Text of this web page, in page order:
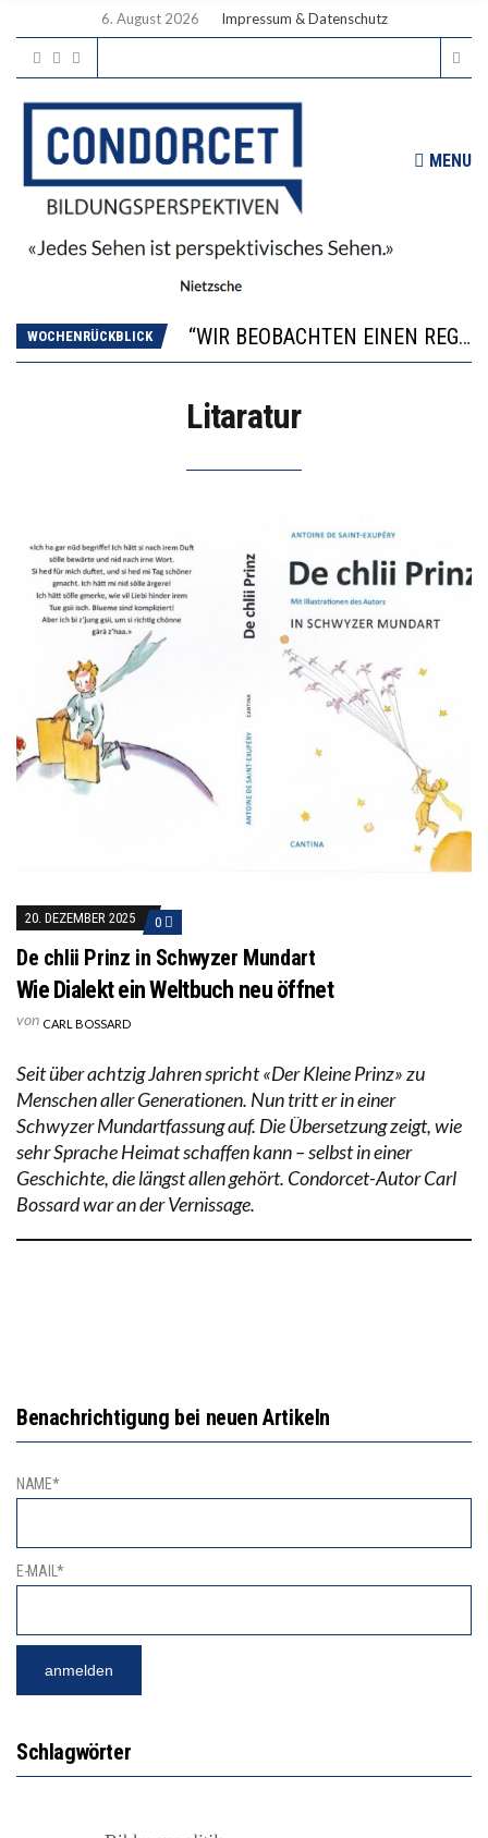
6. August 2026 Impressum & Datenschutz
MENU
WOCHENRÜCKBLICK
“WIR BEOBACHTEN EINEN REGELRECHTEN STURZFLUG BEI DEN LERNLEISTUNGEN”
DIE VERSTÄRKTE HARMONISIERUNG IM SCHULWESEN VERRINGERT DAS INNOVATIONSPOTENZIAL
Litaratur
20. DEZEMBER 2025 0
De chlii Prinz in Schwyzer Mundart
Wie Dialekt ein Weltbuch neu öffnet
von CARL BOSSARD
Seit über achtzig Jahren spricht «Der Kleine Prinz» zu
Menschen aller Generationen. Nun tritt er in einer
Schwyzer Mundartfassung auf. Die Übersetzung zeigt, wie
sehr Sprache Heimat schaffen kann – selbst in einer
Geschichte, die längst allen gehört. Condorcet-Autor Carl
Bossard war an der Vernissage.
Benachrichtigung bei neuen Artikeln
NAME*
E-MAIL*
Schlagwörter